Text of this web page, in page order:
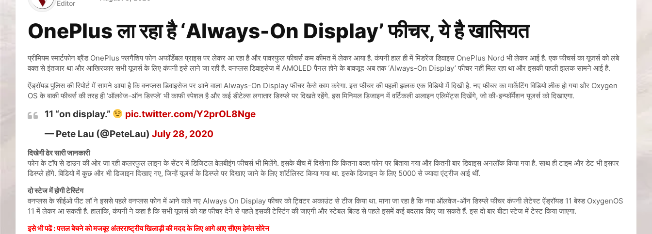
Editor
OnePlus ला रहा है ‘Always-On Display’ फीचर, ये है खासियत
प्रीमियम स्मार्टफोन ब्रैंड OnePlus फ्लगैशिप फोन अफॉर्डेबल प्राइस पर लेकर आ रहा है और पावरफुल फीचर्स कम कीमत में लेकर आया है. कंपनी हाल ही में मिडरेंज डिवाइस OnePlus Nord भी लेकर आई है. एक फीचर्स का यूजर्स को लंबे
वक्त से इंतजार था और आखिरकार सभी यूजर्स के लिए कंपनी इसे लाने जा रही है. वनप्लस डिवाइसेज में AMOLED पैनल होने के बावजूद अब तक ‘Always-On Display’ फीचर नहीं मिल रहा था और इसकी पहली झलक सामने आई है.
ऐंड्रॉयड पुलिस की रिपोर्ट में सामने आया है कि वनप्लस डिवाइसेज पर आने वाला Always-On Display फीचर कैसे काम करेगा. इस फीचर की पहली झलक एक विडियो में दिखी है. नए फीचर का मार्केटिंग विडियो लीक हो गया और Oxygen
OS के बाकी फीचर्स की तरह ही ‘ऑलवेज-ऑन डिस्प्ले’ भी काफी स्पेशल है और कई डीटेल्स लगातार डिस्प्ले पर दिखते रहेंगे. इस मिनिमल डिजाइन में वर्टिकली अलाइन एलिमेंट्स दिखेंगे, जो की-इन्फॉर्मेशन यूजर्स को दिखाएगा.
11 “on display.”
pic.twitter.com/Y2prOL8Nge
— Pete Lau (@PeteLau) July 28, 2020
दिखेगी ढेर सारी जानकारी
फोन के टॉप से डाउन की ओर जा रही कलरफुल लाइन के सेंटर में डिजिटल वेलबीइंग फीचर्स भी मिलेंगे. इसके बीच में दिखेगा कि कितना वक्त फोन पर बिताया गया और कितनी बार डिवाइस अनलॉक किया गया है. साथ ही टाइम और डेट भी इसपर
डिस्प्ले होंगे. विडियो में कुछ और भी डिजाइन दिखाए गए, जिन्हें यूजर्स के डिस्प्ले पर दिखाए जाने के लिए शॉर्टलिस्ट किया गया था. इसके डिजाइन के लिए 5000 से ज्यादा एंट्रीज आई थीं.
दो स्टेज में होगी टेस्टिंग
वनप्लस के सीईओ पीट लॉ ने इससे पहले वनप्लस फोन में आने वाले नए Always On Display फीचर को ट्विटर अकाउंट से टीज किया था. माना जा रहा है कि नया ऑलवेज-ऑन डिस्प्ले फीचर कंपनी लेटेस्ट ऐंड्रॉयड 11 बेस्ड OxygenOS
11 में लेकर आ सकती है. हालांकि, कंपनी ने कहा है कि सभी यूजर्स को यह फीचर देने से पहले इसकी टेस्टिंग की जाएगी और स्टेबल बिल्ड से पहले इसमें कई बदलाव किए जा सकते हैं. इस दो बार बीटा स्टेज में टेस्ट किया जाएगा.
इसे भी पढें :पत्तल बेचने को मजबूर अंतरराष्ट्रीय खिलाड़ी की मदद के लिए आगे आए सीएम हेमंत सोरेन